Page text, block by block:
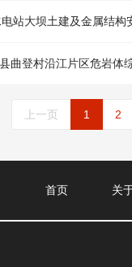
曲登村沿江片区危岩体
上一页 1 2
首页 关